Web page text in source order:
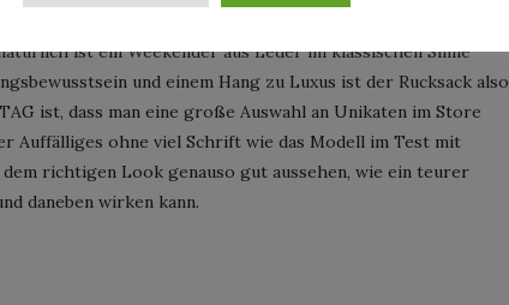
ist ein Weekender aus Leder im klassischen Sinne
und einem Hang zu Luxus ist der Rucksack also
ist, dass man eine große Auswahl an Unikaten im Store
Auffälliges ohne viel Schrift wie das Modell im Test mit
richtigen Look genauso gut aussehen, wie ein teurer
daneben wirken kann.